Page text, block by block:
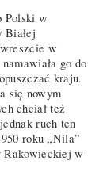
Polski w
Białej
w
go do
kraju.
się nowym
chciał też
ruch ten
roku „Nila”
Rakowieckiej w